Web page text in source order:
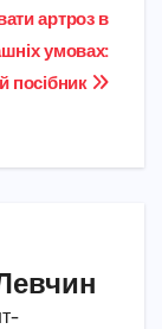
артроз в
умовах:
посібник